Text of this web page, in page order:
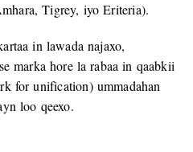
Tigrey, iyo Eriteria).
in lawada najaxo,
marka hore la rabaa in qaabkii
for unification) ummadahan
loo qeexo.